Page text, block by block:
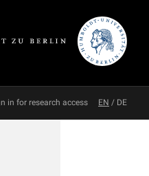
in for research access EN / DE